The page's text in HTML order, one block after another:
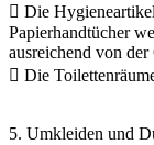
 Die
Papierhandtücher
ausreichend von
 Die
5. Umkleiden und